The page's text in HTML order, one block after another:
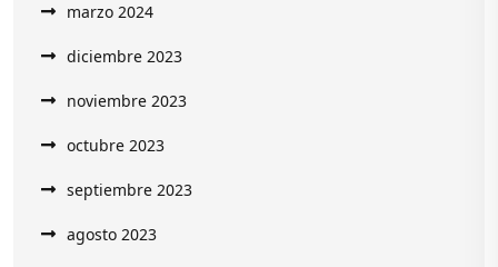
marzo 2024
diciembre 2023
noviembre 2023
octubre 2023
septiembre 2023
agosto 2023